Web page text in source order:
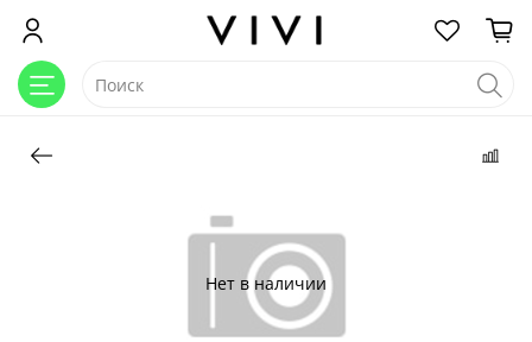
Нет в наличии